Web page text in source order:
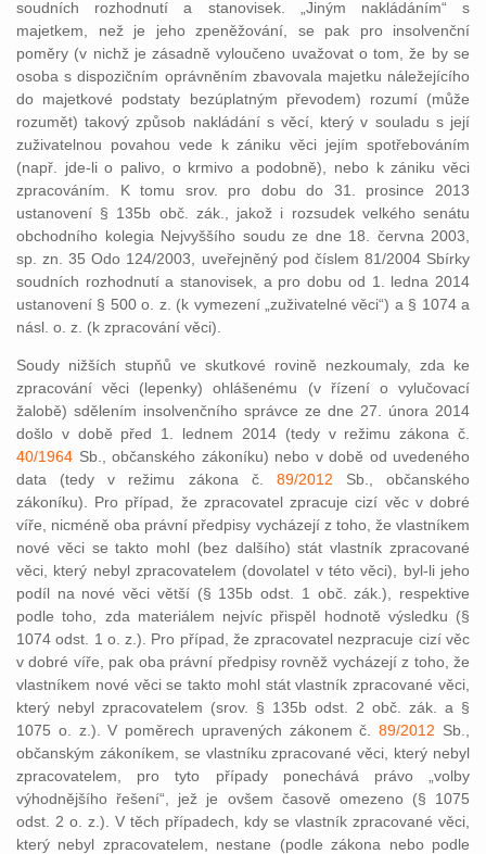
soudních rozhodnutí a stanovisek. „Jiným nakládáním“ s
majetkem, než je jeho zpeněžování, se pak pro insolvenční
poměry (v nichž je zásadně vyloučeno uvažovat o tom, že by se
osoba s dispozičním oprávněním zbavovala majetku náležejícího
do majetkové podstaty bezúplatným převodem) rozumí (může
rozumět) takový způsob nakládání s věcí, který v souladu s její
zuživatelnou povahou vede k zániku věci jejím spotřebováním
(např. jde-li o palivo, o krmivo a podobně), nebo k zániku věci
zpracováním. K tomu srov. pro dobu do 31. prosince 2013
ustanovení § 135b obč. zák., jakož i rozsudek velkého senátu
obchodního kolegia Nejvyššího soudu ze dne 18. června 2003,
sp. zn. 35 Odo 124/2003, uveřejněný pod číslem 81/2004 Sbírky
soudních rozhodnutí a stanovisek, a pro dobu od 1. ledna 2014
ustanovení § 500 o. z. (k vymezení „zuživatelné věci“) a § 1074 a
násl. o. z. (k zpracování věci).
Soudy nižších stupňů ve skutkové rovině nezkoumaly, zda ke
zpracování věci (lepenky) ohlášenému (v řízení o vylučovací
žalobě) sdělením insolvenčního správce ze dne 27. února 2014
došlo v době před 1. lednem 2014 (tedy v režimu zákona č.
40/1964 Sb., občanského zákoníku) nebo v době od uvedeného
data (tedy v režimu zákona č. 89/2012 Sb., občanského
zákoníku). Pro případ, že zpracovatel zpracuje cizí věc v dobré
víře, nicméně oba právní předpisy vycházejí z toho, že vlastníkem
nové věci se takto mohl (bez dalšího) stát vlastník zpracované
věci, který nebyl zpracovatelem (dovolatel v této věci), byl-li jeho
podíl na nové věci větší (§ 135b odst. 1 obč. zák.), respektive
podle toho, zda materiálem nejvíc přispěl hodnotě výsledku (§
1074 odst. 1 o. z.). Pro případ, že zpracovatel nezpracuje cizí věc
v dobré víře, pak oba právní předpisy rovněž vycházejí z toho, že
vlastníkem nové věci se takto mohl stát vlastník zpracované věci,
který nebyl zpracovatelem (srov. § 135b odst. 2 obč. zák. a §
1075 o. z.). V poměrech upravených zákonem č.89/2012 Sb.,
občanským zákoníkem, se vlastníku zpracované věci, který nebyl
zpracovatelem, pro tyto případy ponechává právo „volby
výhodnějšího řešení“, jež je ovšem časově omezeno (§ 1075
odst. 2 o. z.). V těch případech, kdy se vlastník zpracované věci,
který nebyl zpracovatelem, nestane (podle zákona nebo podle